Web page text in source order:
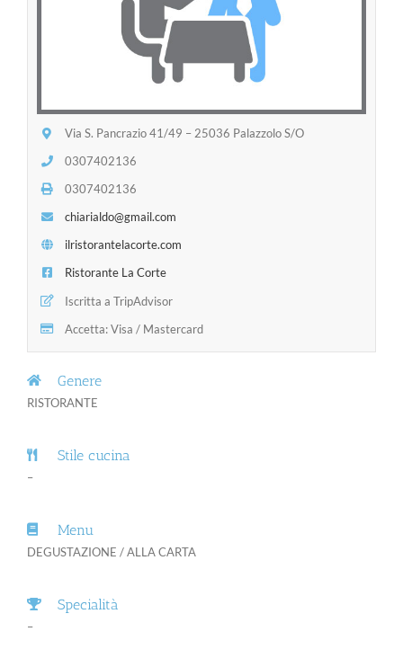
Via S. Pancrazio 41/49 – 25036 Palazzolo S/O
0307402136
0307402136
chiarialdo@gmail.com
ilristorantelacorte.com
Ristorante La Corte
Iscritta a TripAdvisor
Accetta: Visa / Mastercard
Genere
RISTORANTE
Stile cucina
–
Menu
DEGUSTAZIONE / ALLA CARTA
Specialità
–